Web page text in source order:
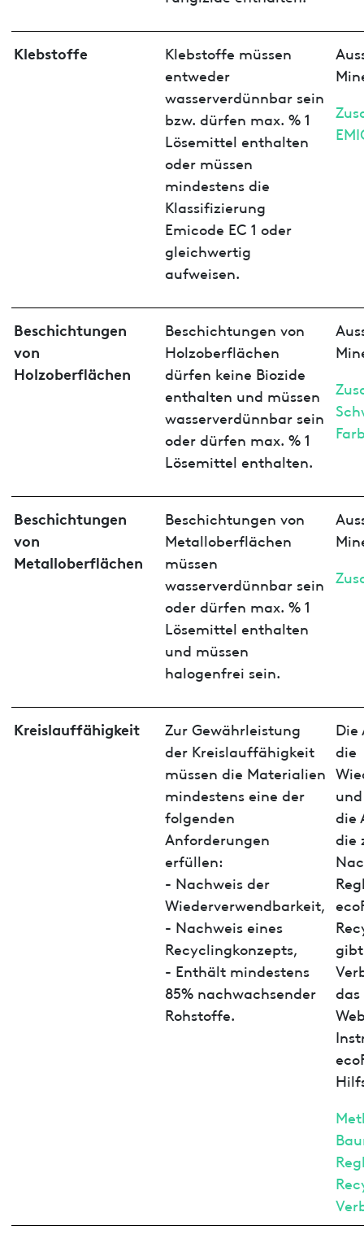
Klebstoffe
Klebstoffe müssen
entweder
wasserverdünnbar sein
bzw. dürfen max. % 1
Lösemittel enthalten
oder müssen
mindestens die
Klassifizierung
Emicode EC 1 oder
gleichwertig
aufweisen.
Beschichtungen
von
Holzoberflächen
Beschichtungen von
Holzoberflächen
dürfen keine Biozide
enthalten und müssen
wasserverdünnbar sein
oder dürfen max. % 1
Lösemittel enthalten.
Beschichtungen
von
Metalloberflächen
Beschichtungen von
Metalloberflächen
müssen
wasserverdünnbar sein
oder dürfen max. % 1
Lösemittel enthalten
und müssen
halogenfrei sein.
Kreislauffähigkeit
Zur Gewährleistung
der Kreislauffähigkeit
müssen die Materialien
mindestens eine der
folgenden
Anforderungen
erfüllen:
- Nachweis der
Wiederverwendbarkeit,
- Nachweis eines
Recyclingkonzepts,
- Enthält mindestens
85% nachwachsender
Rohstoffe.
Die
die
die
die